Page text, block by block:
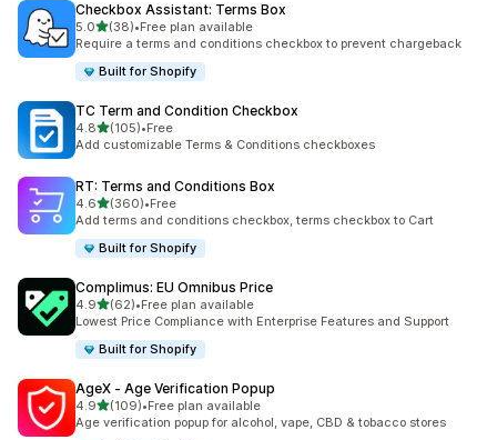
Checkbox Assistant: Terms Box
5.0เต็ม 5 ดาว
(38)
ทั้งหมด 38 รีวิว
•Free plan available
Require a terms and conditions checkbox to prevent chargeback
Built for Shopify
TC Term and Condition Checkbox
4.8เต็ม 5 ดาว
(105)
ทั้งหมด 105 รีวิว
•Free
Add customizable Terms & Conditions checkboxes
RT: Terms and Conditions Box
4.6เต็ม 5 ดาว
(360)
ทั้งหมด 360 รีวิว
•Free
Add terms and conditions checkbox, terms checkbox to Cart
Built for Shopify
Complimus: EU Omnibus Price
4.9เต็ม 5 ดาว
(62)
ทั้งหมด 62 รีวิว
•Free plan available
Lowest Price Compliance with Enterprise Features and Support
Built for Shopify
AgeX ‑ Age Verification Popup
4.9เต็ม 5 ดาว
(109)
ทั้งหมด 109 รีวิว
•Free plan available
Age verification popup for alcohol, vape, CBD & tobacco stores